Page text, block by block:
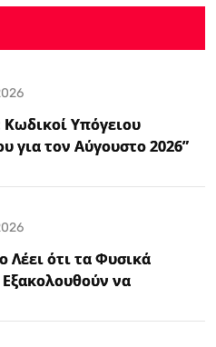
Κωδικοί Υπόγειου
για τον Αύγουστο 2026”
Λέει ότι τα Φυσικά
Εξακολουθούν να